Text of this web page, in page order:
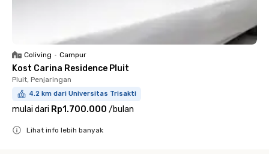
Coliving • Campur
Kost Carina Residence Pluit
Pluit, Penjaringan
4.2 km dari Universitas Trisakti
mulai dari Rp1.700.000 /bulan
Lihat info lebih banyak